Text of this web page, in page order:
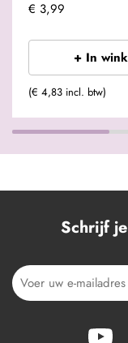
€ 3,99
+ In
(€ 4,83 incl. btw)
Schrijf